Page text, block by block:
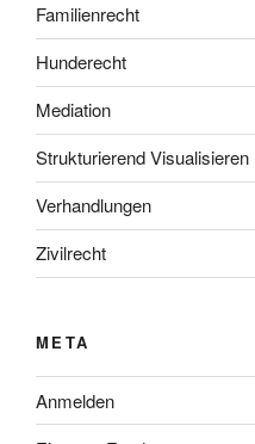
Familienrecht
Hunderecht
Mediation
Strukturierend Visualisieren
Verhandlungen
Zivilrecht
META
Anmelden